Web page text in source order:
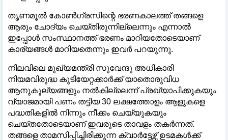
തൃണമൂൽ കോൺഗ്രസിന്റെ ഭരണകാലത്ത് തങ്ങളെ
ആരും ചോദ്യം ചെയ്തിരുന്നില്ലെന്നും എന്നാൽ
ഇപ്പോൾ സംസ്ഥാനത്ത് ഭരണം മാറിയതോടെയാണ്
കാര്യങ്ങൾ മാറിയതെന്നും ഇവർ പറയുന്നു.
നിലവിലെ മുഖ്യമന്ത്രി സുവേന്ദു അധികാരി
നിയമവിരുദ്ധ കുടിയേറ്റക്കാർക്ക് യാതൊരുവിധ
ആനുകൂല്യങ്ങളും നൽകില്ലെന്ന് പ്രഖ്യാപിക്കുകയും
വ്യാജമായി പണം തട്ടിയ 30 ലക്ഷത്തോളം ആളുകളെ
പദ്ധതികളിൽ നിന്നും നീക്കം ചെയ്യുകയും
ചെയ്തതോടെയാണ് ഇവരുടെ താവളം തകർന്നത്.
തങ്ങളെ താമസിപ്പിച്ചിരിക്കുന്ന ക്വാർട്ടേഴ്സ് ഉടമകൾക്ക്